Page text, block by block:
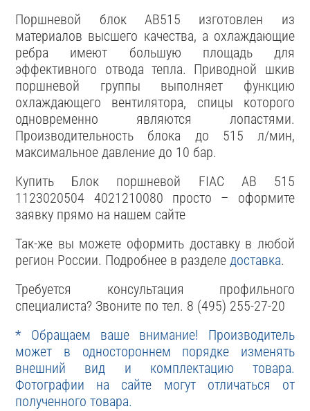
Поршневой блок AB515 изготовлен из
материалов высшего качества, а охлаждающие
ребра имеют большую площадь для
эффективного отвода тепла. Приводной шкив
поршневой группы выполняет функцию
охлаждающего вентилятора, спицы которого
одновременно являются лопастями.
Производительность блока до 515 л/мин,
максимальное давление до 10 бар.
Купить Блок поршневой FIAC AB 515
1123020504 4021210080 просто – оформите
заявку прямо на нашем сайте
Так-же вы можете оформить доставку в любой
регион России. Подробнее в разделедоставка.
Требуется консультация профильного
специалиста? Звоните по тел. 8 (495) 255-27-20
* Обращаем ваше внимание! Производитель
может в одностороннем порядке изменять
внешний вид и комплектацию товара.
Фотографии на сайте могут отличаться от
полученного товара.